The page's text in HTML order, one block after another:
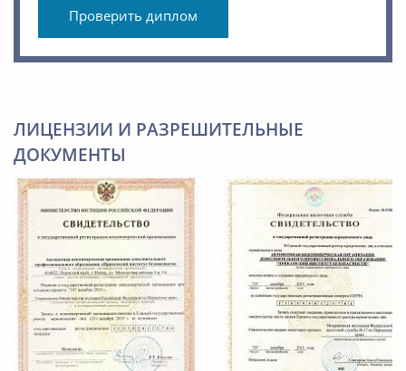
Проверить диплом
ЛИЦЕНЗИИ И РАЗРЕШИТЕЛЬНЫЕ
ДОКУМЕНТЫ